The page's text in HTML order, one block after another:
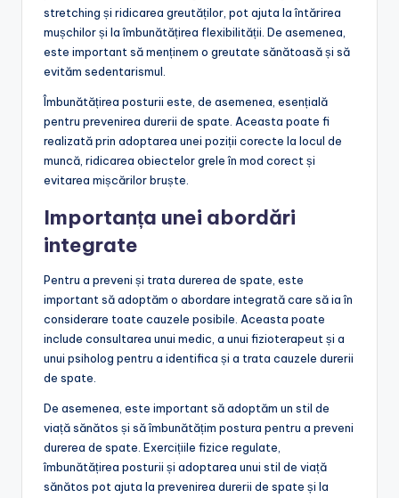
stretching și ridicarea greutăților, pot ajuta la întărirea
mușchilor și la îmbunătățirea flexibilității. De asemenea,
este important să menținem o greutate sănătoasă și să
evităm sedentarismul.
Îmbunătățirea posturii este, de asemenea, esențială
pentru prevenirea durerii de spate. Aceasta poate fi
realizată prin adoptarea unei poziții corecte la locul de
muncă, ridicarea obiectelor grele în mod corect și
evitarea mișcărilor bruște.
Importanța unei abordări
integrate
Pentru a preveni și trata durerea de spate, este
important să adoptăm o abordare integrată care să ia în
considerare toate cauzele posibile. Aceasta poate
include consultarea unui medic, a unui fizioterapeut și a
unui psiholog pentru a identifica și a trata cauzele durerii
de spate.
De asemenea, este important să adoptăm un stil de
viață sănătos și să îmbunătățim postura pentru a preveni
durerea de spate. Exercițiile fizice regulate,
îmbunătățirea posturii și adoptarea unui stil de viață
sănătos pot ajuta la prevenirea durerii de spate și la